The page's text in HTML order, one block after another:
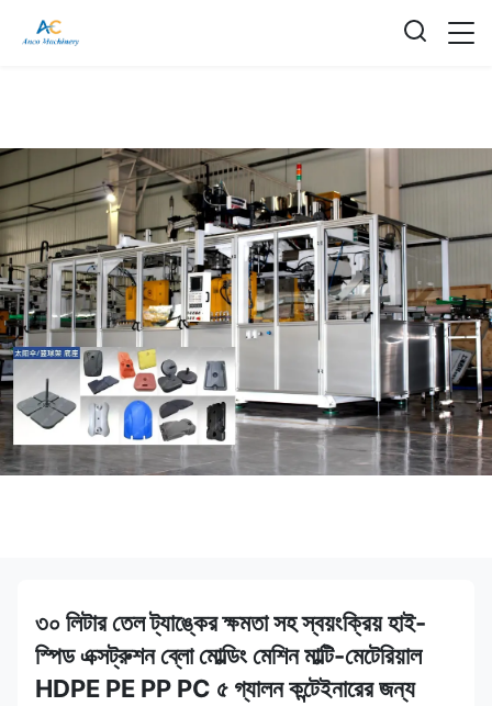
৩০ লিটার তেল ট্যাঙ্কের ক্ষমতা সহ স্বয়ংক্রিয় হাই-
স্পিড এক্সট্রুশন ব্লো মোল্ডিং মেশিন মাল্টি-মেটেরিয়াল
HDPE PE PP PC ৫ গ্যালন কন্টেইনারের জন্য